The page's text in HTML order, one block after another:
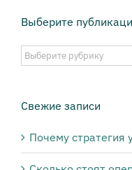
Выберите
Выберите
публикации
тематики:
Свежие записи
Почему стратегия